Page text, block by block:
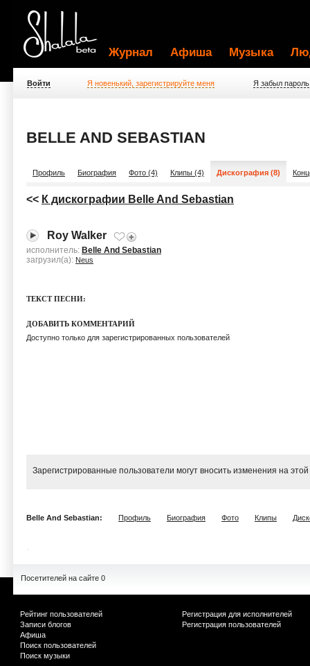
Журнал Афиша Музыка
Войти Я новенький, зарегистрируйте меня Я забыл пароль
BELLE AND SEBASTIAN
Профиль Биография Фото (4) Клипы (4) Дискография (8)
<< К дискографии Belle And Sebastian
Roy Walker
исполнитель: Belle And Sebastian
загрузил(а): Neus
ТЕКСТ ПЕСНИ:
ДОБАВИТЬ КОММЕНТАРИЙ
Доступно только для зарегистрированных пользователей
Зарегистрированные пользователи могут вносить изменения на
Belle And Sebastian: Профиль Биография Фото Клипы
Посетителей на сайте 0
Рейтинг пользователей
Записи блогов
Афиша
Поиск пользователей
Поиск музыки
Регистрация для исполнителей
Регистрация пользователей